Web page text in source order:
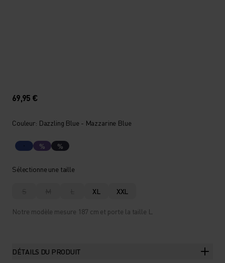
69,95 €
Couleur: Dazzling Blue - Mazzarine Blue
% %
Sélectionne une taille
S M L XL XXL
Notre modèle mesure 187 cm et porte la taille L.
DÉTAILS DU PRODUIT